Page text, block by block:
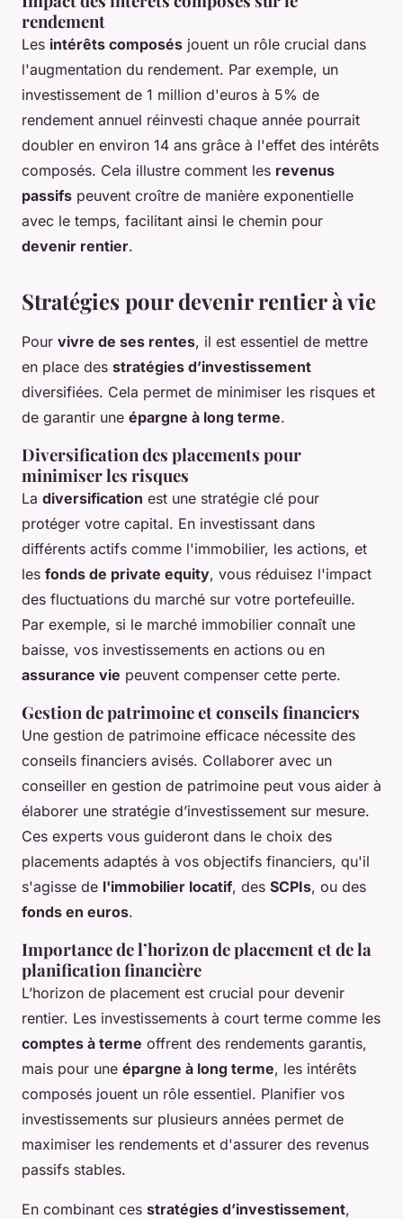
rendement
Les intérêts composés jouent un rôle crucial dans
l'augmentation du rendement. Par exemple, un
investissement de 1 million d'euros à 5% de
rendement annuel réinvesti chaque année pourrait
doubler en environ 14 ans grâce à l'effet des intérêts
composés. Cela illustre comment les revenus
passifs peuvent croître de manière exponentielle
avec le temps, facilitant ainsi le chemin pour
devenir rentier.
Stratégies pour devenir rentier à vie
Pour vivre de ses rentes, il est essentiel de mettre
en place des stratégies d’investissement
diversifiées. Cela permet de minimiser les risques et
de garantir une épargne à long terme.
Diversification des placements pour
minimiser les risques
La diversification est une stratégie clé pour
protéger votre capital. En investissant dans
différents actifs comme l'immobilier, les actions, et
les fonds de private equity, vous réduisez l'impact
des fluctuations du marché sur votre portefeuille.
Par exemple, si le marché immobilier connaît une
baisse, vos investissements en actions ou en
assurance vie peuvent compenser cette perte.
Gestion de patrimoine et conseils financiers
Une gestion de patrimoine efficace nécessite des
conseils financiers avisés. Collaborer avec un
conseiller en gestion de patrimoine peut vous aider à
élaborer une stratégie d’investissement sur mesure.
Ces experts vous guideront dans le choix des
placements adaptés à vos objectifs financiers, qu'il
s'agisse de l'immobilier locatif, des SCPIs, ou des
fonds en euros.
Importance de l’horizon de placement et de la
planification financière
L’horizon de placement est crucial pour devenir
rentier. Les investissements à court terme comme les
comptes à terme offrent des rendements garantis,
mais pour une épargne à long terme, les intérêts
composés jouent un rôle essentiel. Planifier vos
investissements sur plusieurs années permet de
maximiser les rendements et d'assurer des revenus
passifs stables.
En combinant ces stratégies d’investissement,